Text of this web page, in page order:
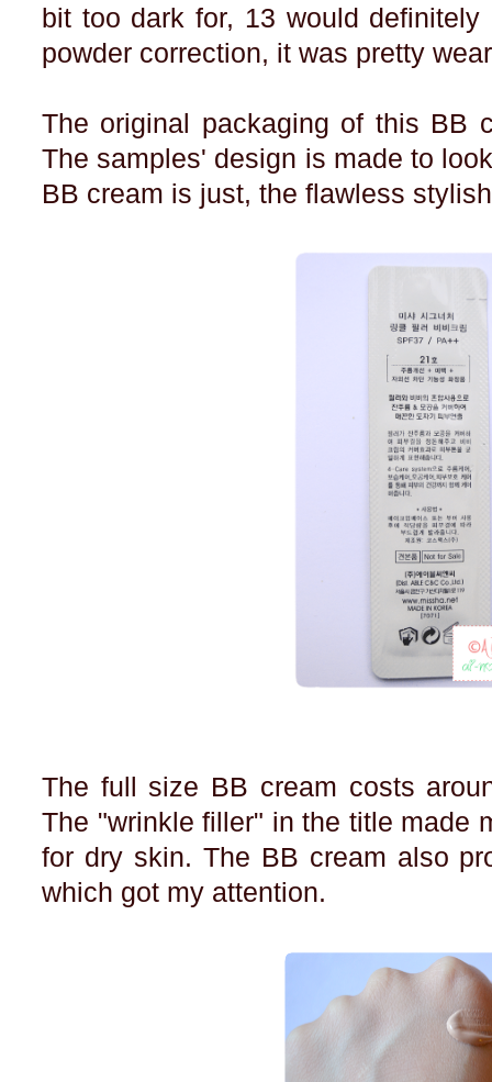
bit too dark for, 13 would
powder correction, it was pretty
The original packaging of this BB
The samples' design is made to
BB cream is just, the flawless
The full size BB cream costs
The "wrinkle filler" in the title made
for dry skin. The BB cream also
which got my attention.